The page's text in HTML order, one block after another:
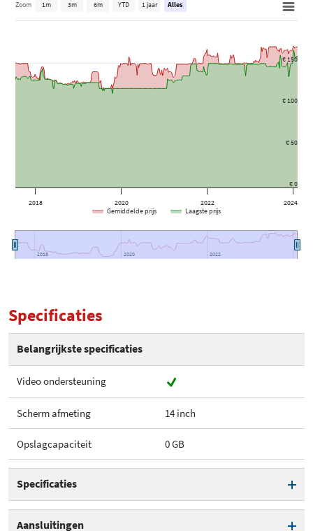
2018 2020 2022 2024
2018
2018 2020
2020 2022
2022
€ 0
€ 50
€ 100
€ 150
Zoom 1m 3m 6m YTD 1 jaar Alles
Gemiddelde prijs Laagste prijs
Specificaties
Belangrijkste specificaties
Video ondersteuning
Scherm afmeting 14 inch
Opslagcapaciteit 0 GB
Specificaties
Aansluitingen